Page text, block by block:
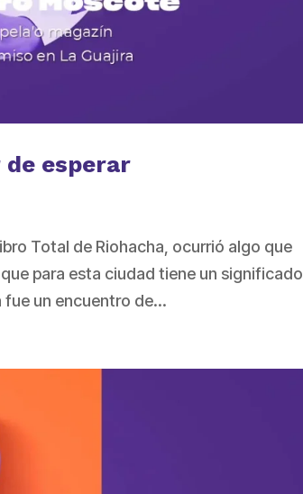
esperar
Total de Riohacha, ocurrió algo que
para esta ciudad tiene un significado
fue un encuentro de...